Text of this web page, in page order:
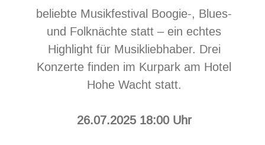
beliebte Musikfestival Boogie-, Blues-
und Folknächte statt – ein echtes
Highlight für Musikliebhaber. Drei
Konzerte finden im Kurpark am Hotel
Hohe Wacht statt.
26.07.2025 18:00 Uhr